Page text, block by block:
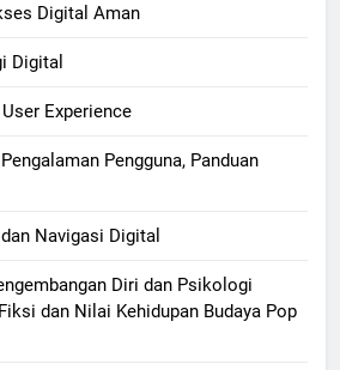
Digital Aman
Digital
Experience
Pengguna, Panduan
Navigasi Digital
Diri dan Psikologi
dan Nilai Kehidupan Budaya Pop